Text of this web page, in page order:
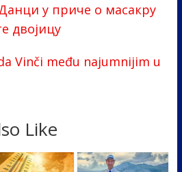
у приче о масакру
двојицу
Vinči među najumnijim u
Like